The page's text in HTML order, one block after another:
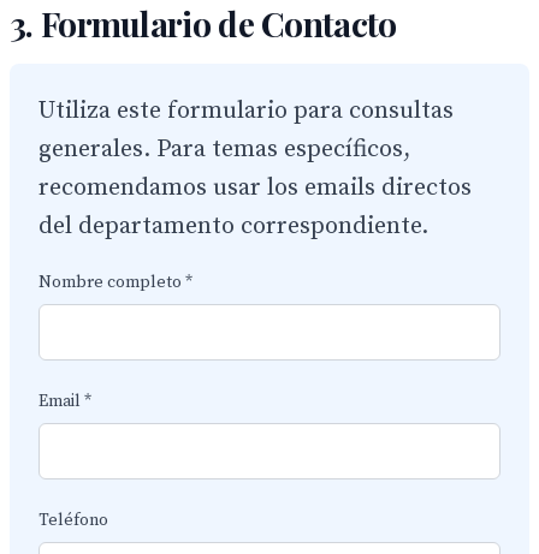
3. Formulario de Contacto
Utiliza este formulario para consultas
generales. Para temas específicos,
recomendamos usar los emails directos
del departamento correspondiente.
Nombre completo *
Email *
Teléfono